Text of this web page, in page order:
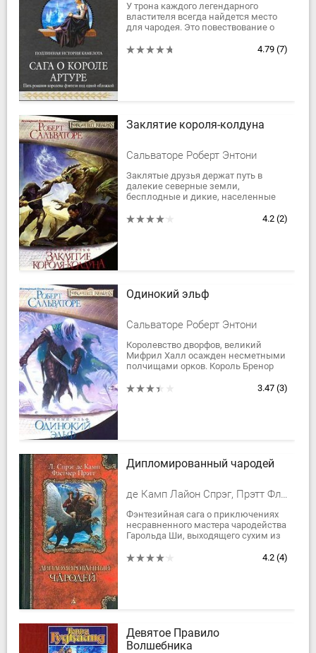
У трона каждого легендарного
властителя всегда найдется место
для чародея. Это повествование о
о великих битвах, великой любви и...
4.79 (7)
Заклятие короля-колдуна
Сальваторе Роберт Энтони
Заклятые друзья держат путь в
далекие северные земли,
бесплодные и дикие, населенные
мрачных временах. А еще они хранят
4.2 (2)
Одинокий эльф
Сальваторе Роберт Энтони
Королевство дворфов, великий
Мифрил Халл осажден несметными
полчищами орков. Король Бренор
ведут неравную борьбу с вражеской
3.47 (3)
Дипломированный чародей
де Камп Лайон Спрэг, Прэтт Флетчер
Фэнтезийная сага о приключениях
несравненного мастера чародейства
Гарольда Ши, выходящего сухим из
океанов, принесла ее авторам,
4.2 (4)
Девятое Правило
Волшебника